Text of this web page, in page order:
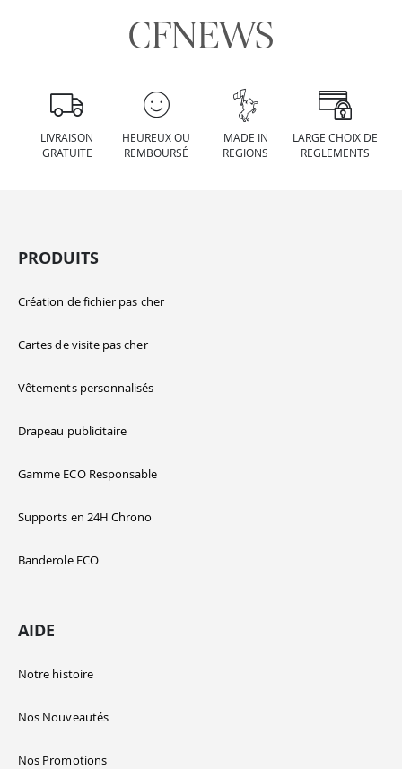
LIVRAISON
GRATUITE
HEUREUX OU
REMBOURSÉ
MADE IN
REGIONS
LARGE CHOIX DE
REGLEMENTS
PRODUITS
Création de fichier pas cher
Cartes de visite pas cher
Vêtements personnalisés
Drapeau publicitaire
Gamme ECO Responsable
Supports en 24H Chrono
Banderole ECO
AIDE
Notre histoire
Nos Nouveautés
Nos Promotions